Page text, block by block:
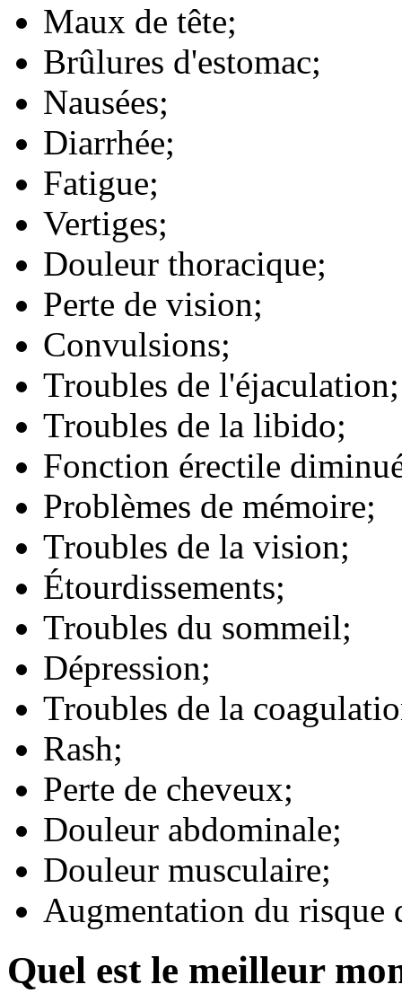
Maux de tête;
Brûlures d'estomac;
Nausées;
Diarrhée;
Fatigue;
Vertiges;
Douleur thoracique;
Perte de vision;
Convulsions;
Troubles de l'éjaculation;
Troubles de la libido;
Fonction érectile
Problèmes de mémoire;
Troubles de la vision;
Étourdissements;
Troubles du sommeil;
Dépression;
Troubles de la
Rash;
Perte de cheveux;
Douleur abdominale;
Douleur musculaire;
Augmentation du risque
Quel est le meilleur